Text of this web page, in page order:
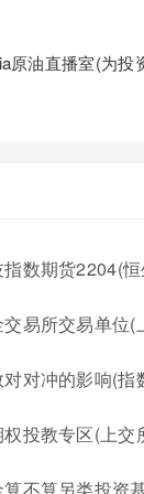
原油直播室(为投
数期货2204(
易所交易单位(
对冲的影响(指
投教专区(上交